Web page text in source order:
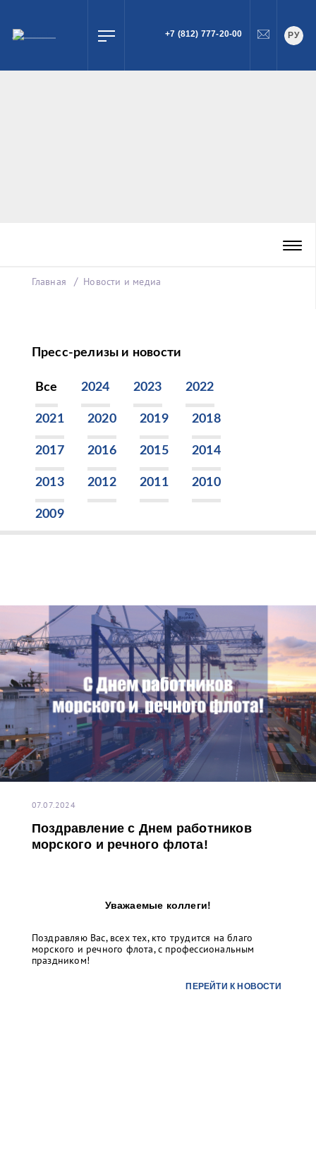
ПОИСК
+7 (812) 777-20-00 РУ
Главная Новости и медиа
Пресс-релизы и новости
Все 2024 2023 2022
2021 2020 2019 2018
2017 2016 2015 2014
2013 2012 2011 2010
2009
07.07.2024
Поздравление с Днем работников
морского и речного флота!
Уважаемые коллеги!
Поздравляю Вас, всех тех, кто трудится на благо
морского и речного флота, с профессиональным
праздником!
ПЕРЕЙТИ К НОВОСТИ